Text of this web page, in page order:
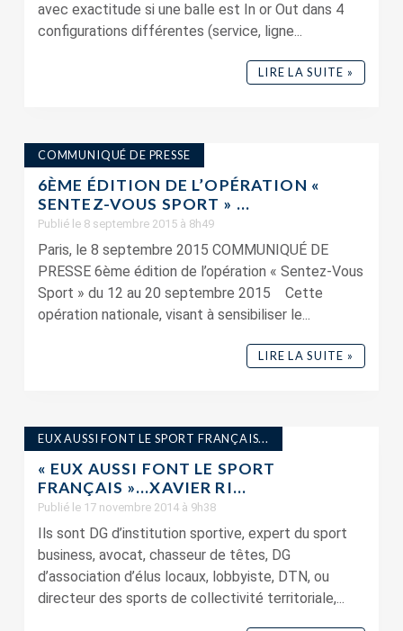
avec exactitude si une balle est In or Out dans 4
configurations différentes (service, ligne...
LIRE LA SUITE »
COMMUNIQUÉ DE PRESSE
6ÈME ÉDITION DE L’OPÉRATION «
SENTEZ-VOUS SPORT » ...
Publié le 8 septembre 2015 à 8h49
Paris, le 8 septembre 2015 COMMUNIQUÉ DE
PRESSE 6ème édition de l’opération « Sentez-Vous
Sport » du 12 au 20 septembre 2015 Cette
opération nationale, visant à sensibiliser le...
LIRE LA SUITE »
EUX AUSSI FONT LE SPORT FRANÇAIS...
« EUX AUSSI FONT LE SPORT
FRANÇAIS »…XAVIER RI...
Publié le 17 novembre 2014 à 9h38
Ils sont DG d’institution sportive, expert du sport
business, avocat, chasseur de têtes, DG
d’association d’élus locaux, lobbyiste, DTN, ou
directeur des sports de collectivité territoriale,...